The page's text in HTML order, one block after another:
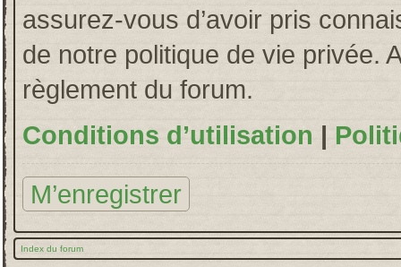
assurez-vous d’avoir pris
de notre politique de vie privée.
règlement du forum.
Conditions d’utilisation |
M’enregistrer
Index du forum